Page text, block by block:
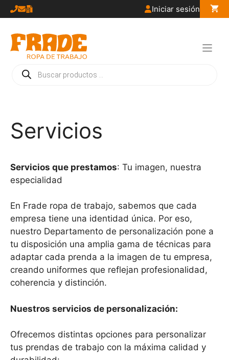
Saltar
al
contenido
Iniciar sesión
Búsqueda
de
Servicios
Servicios que prestamos: Tu imagen, nuestra
especialidad
En Frade ropa de trabajo, sabemos que cada
empresa tiene una identidad única. Por eso,
nuestro Departamento de personalización pone a
tu disposición una amplia gama de técnicas para
adaptar cada prenda a la imagen de tu empresa,
creando uniformes que reflejan profesionalidad,
coherencia y distinción.
Nuestros servicios de personalización:
Ofrecemos distintas opciones para personalizar
tus prendas de trabajo con la máxima calidad y